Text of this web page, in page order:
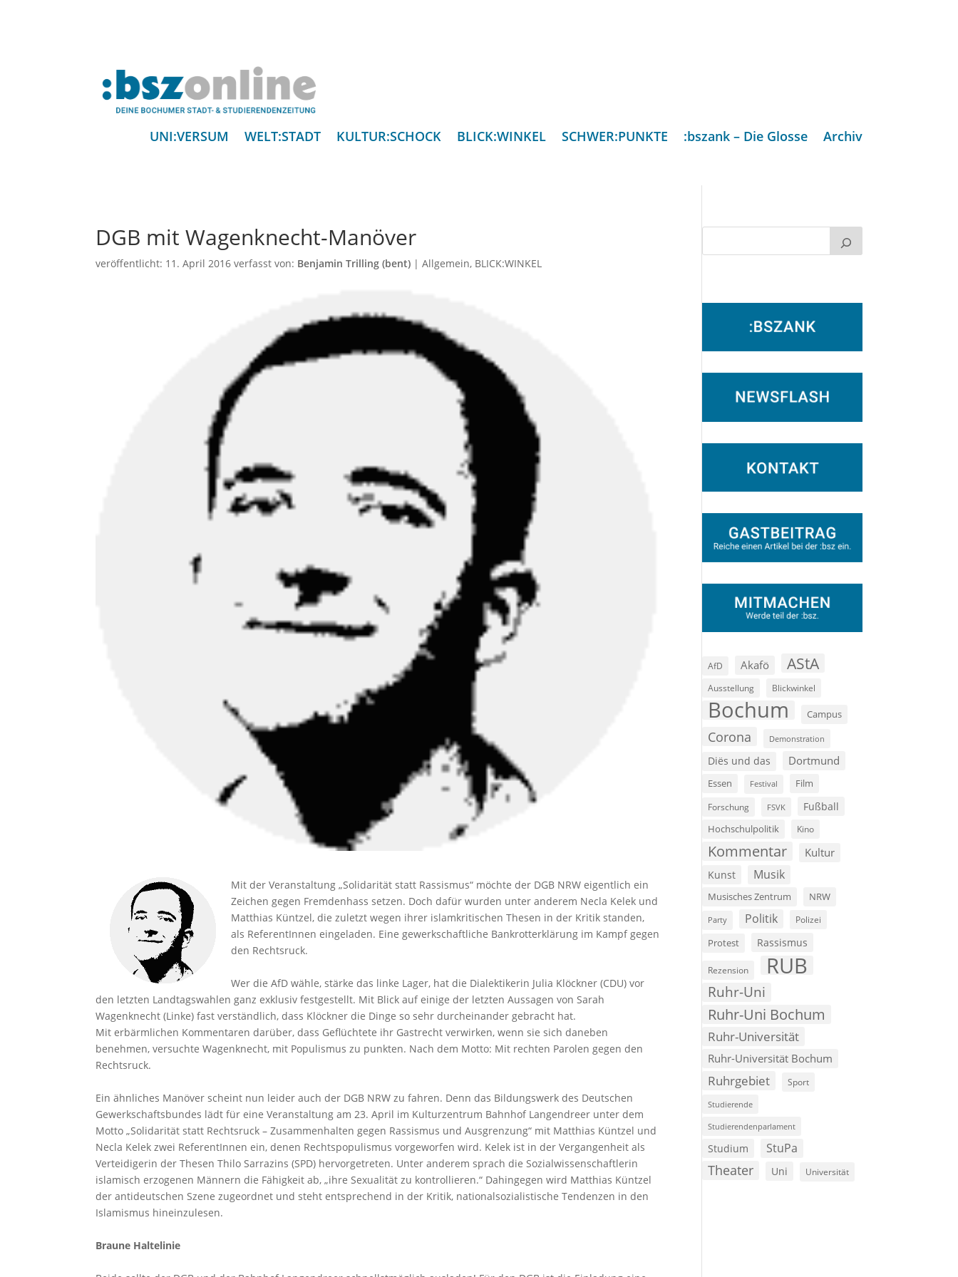
UNI:VERSUM WELT:STADT KULTUR:SCHOCK BLICK:WINKEL SCHWER:PUNKTE :bszank – Die Glosse Archiv
DGB mit Wagenknecht-Manöver
veröffentlicht: 11. April 2016 verfasst von: Benjamin Trilling (bent) |Allgemein, BLICK:WINKEL
Mit der Veranstaltung „Solidarität statt Rassismus“ möchte der DGB NRW eigentlich ein
Zeichen gegen Fremdenhass setzen. Doch dafür wurden unter anderem Necla Kelek und
Matthias Küntzel, die zuletzt wegen ihrer islamkritischen Thesen in der Kritik standen,
als ReferentInnen eingeladen. Eine gewerkschaftliche Bankrotterklärung im Kampf gegen
den Rechtsruck.
Wer die AfD wähle, stärke das linke Lager, hat die Dialektikerin Julia Klöckner (CDU) vor
den letzten Landtagswahlen ganz exklusiv festgestellt. Mit Blick auf einige der letzten Aussagen von Sarah
Wagenknecht (Linke) fast verständlich, dass Klöckner die Dinge so sehr durcheinander gebracht hat.
Mit erbärmlichen Kommentaren darüber, dass Geflüchtete ihr Gastrecht verwirken, wenn sie sich daneben
benehmen, versuchte Wagenknecht, mit Populismus zu punkten. Nach dem Motto: Mit rechten Parolen gegen den
Rechtsruck.
Ein ähnliches Manöver scheint nun leider auch der DGB NRW zu fahren. Denn das Bildungswerk des Deutschen
Gewerkschaftsbundes lädt für eine Veranstaltung am 23. April im Kulturzentrum Bahnhof Langendreer unter dem
Motto „Solidarität statt Rechtsruck – Zusammenhalten gegen Rassismus und Ausgrenzung“ mit Matthias Küntzel und
Necla Kelek zwei ReferentInnen ein, denen Rechtspopulismus vorgeworfen wird. Kelek ist in der Vergangenheit als
Verteidigerin der Thesen Thilo Sarrazins (SPD) hervorgetreten. Unter anderem sprach die Sozialwissenschaftlerin
islamisch erzogenen Männern die Fähigkeit ab, „ihre Sexualität zu kontrollieren.“ Dahingegen wird Matthias Küntzel
der antideutschen Szene zugeordnet und steht entsprechend in der Kritik, nationalsozialistische Tendenzen in den
Islamismus hineinzulesen.
Braune Haltelinie
AfD Akafö AStA
Ausstellung Blickwinkel
Bochum Campus
Corona Demonstration
Diës und das Dortmund
Essen Festival Film
Forschung FSVK Fußball
Hochschulpolitik Kino
Kommentar Kultur
Kunst Musik
Musisches Zentrum NRW
Party Politik Polizei
Protest Rassismus
Rezension RUB
Ruhr-Uni
Ruhr-Uni Bochum
Ruhr-Universität
Ruhr-Universität Bochum
Ruhrgebiet Sport
Studierende
Studierendenparlament
Studium StuPa
Theater Uni Universität